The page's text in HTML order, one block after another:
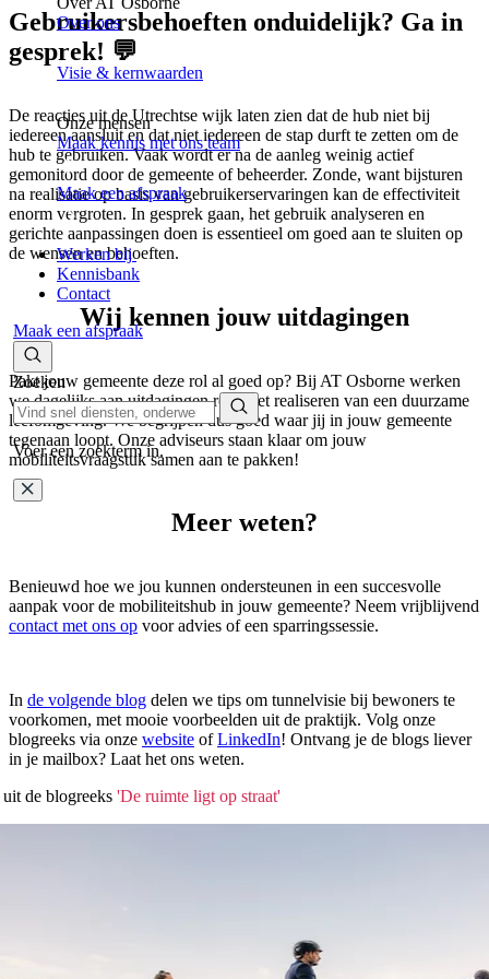
Over ons
Visie & kernwaarden
Onze mensen
Maak kennis met ons team
Maak een afspraak
Werken bij
Kennisbank
Contact
Maak een afspraak
Zoeken
Voer een zoekterm in.
Gebruikersbehoeften onduidelijk? Ga in
gesprek! 💬
De reacties uit de Utrechtse wijk laten zien dat de hub niet bij
iedereen aansluit en dat niet iedereen de stap durft te zetten om de
hub te gebruiken. Vaak wordt er na de aanleg weinig actief
gemonitord door de gemeente of beheerder. Zonde, want bijsturen
na realisatie op basis van gebruikerservaringen kan de effectiviteit
enorm vergroten. In gesprek gaan, het gebruik analyseren en
gerichte aanpassingen doen is essentieel om goed aan te sluiten op
de wensen en behoeften.
Wij kennen jouw uitdagingen
Pakt jouw gemeente deze rol al goed op? Bij AT Osborne werken
we dagelijks aan uitdagingen rond het realiseren van een duurzame
leefomgeving. We begrijpen dus goed waar jij in jouw gemeente
tegenaan loopt. Onze adviseurs staan klaar om jouw
mobiliteitsvraagstuk samen aan te pakken!
Meer weten?
Benieuwd hoe we jou kunnen ondersteunen in een succesvolle
aanpak voor de mobiliteitshub in jouw gemeente? Neem vrijblijvend
contact met ons op voor advies of een sparringssessie.
In de volgende blog delen we tips om tunnelvisie bij bewoners te
voorkomen, met mooie voorbeelden uit de praktijk. Volg onze
blogreeks via onze website ofLinkedIn! Ontvang je de blogs liever
in je mailbox? Laat het ons weten.
de blogreeks 'De ruimte ligt op straat'